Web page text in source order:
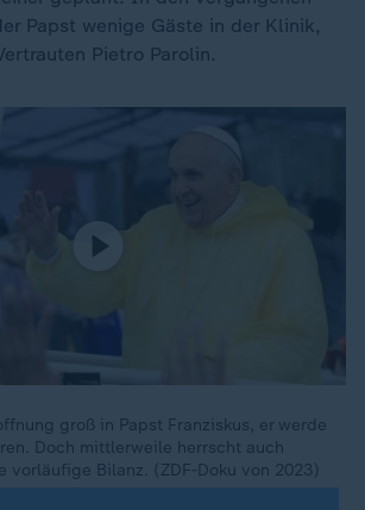
Papst wenige Gäste in der Klinik,
Pietro Parolin.
groß in Papst Franziskus, er werde
Doch mittlerweile herrscht auch
vorläufige Bilanz. (ZDF-Doku von 2023)